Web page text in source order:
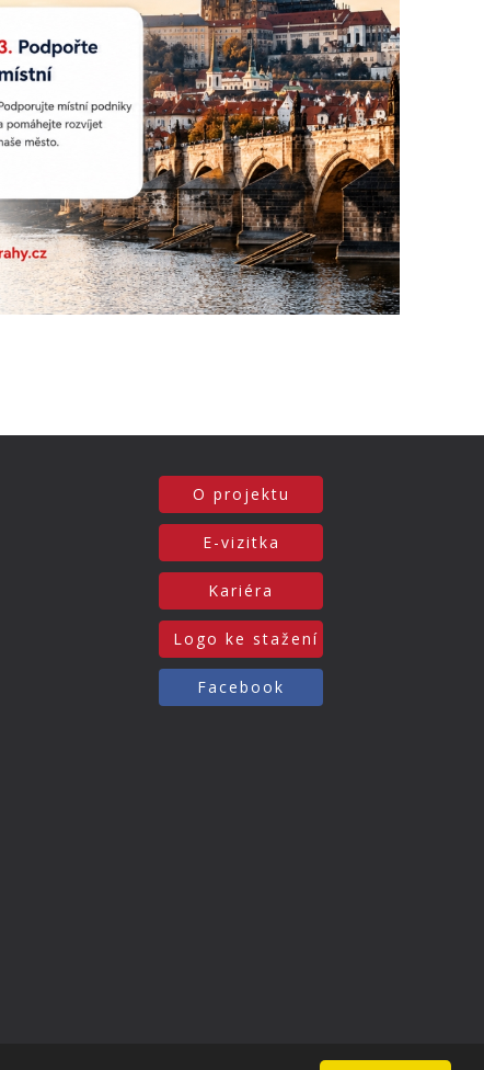
O projektu
E-vizitka
Kariéra
Logo ke stažení
Facebook